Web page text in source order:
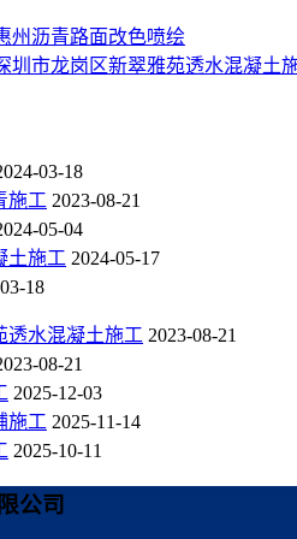
州沥青路面改色喷绘
圳市龙岗区新翠雅苑透水混凝土
03-18
施工 2023-08-21
05-04
土施工 2024-05-17
18
透水混凝土施工 2023-08-21
08-21
2025-12-03
施工 2025-11-14
2025-10-11
公司